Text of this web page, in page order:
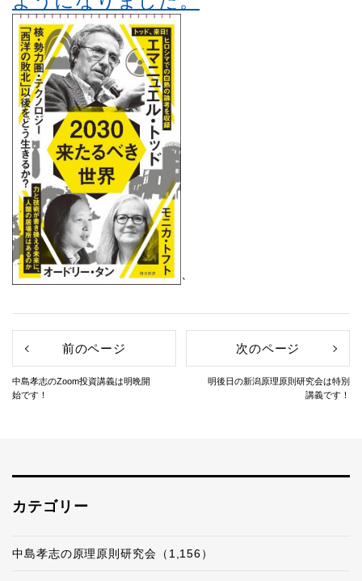
前のページ
中島孝志のZoom投資講義は明晩開
始です！
次のページ
明後日の新潟原理原則研究会は特別
講義です！
カテゴリー
中島孝志の原理原則研究会（1,156）